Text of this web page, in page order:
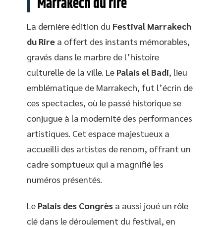
La dernière édition du Festival Marrakech
du Rire a offert des instants mémorables,
gravés dans le marbre de l’histoire
culturelle de la ville. Le Palais el Badi, lieu
emblématique de Marrakech, fut l’écrin de
ces spectacles, où le passé historique se
conjugue à la modernité des performances
artistiques. Cet espace majestueux a
accueilli des artistes de renom, offrant un
cadre somptueux qui a magnifié les
numéros présentés.
Le Palais des Congrès a aussi joué un rôle
clé dans le déroulement du festival, en